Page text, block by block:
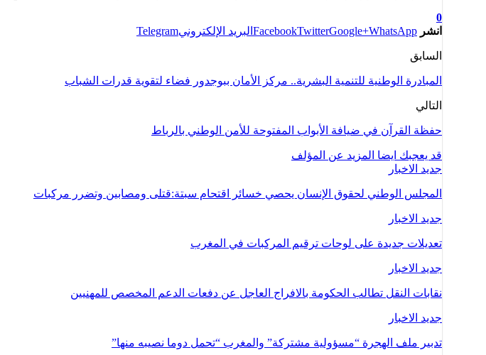
0
انشر
FacebookTwitterGoogle+WhatsApp البريد الإلكترونيTelegram
السابق
المبادرة الوطنية للتنمية البشرية.. مركز الأمان ببوجدور فضاء لتقوية قدرات الشباب
التالي
حفظة القرآن في ضيافة الأبواب المفتوحة للأمن الوطني بالرباط
قد يعجبك ايضا المزيد عن المؤلف
جديد الاخبار
المجلس الوطني لحقوق الإنسان يحصي خسائر اقتحام سبتة:قتلى ومصابين وتضرر مركبات
جديد الاخبار
تعديلات جديدة على لوحات ترقيم المركبات في المغرب
جديد الاخبار
نقابات النقل تطالب الحكومة بالافراج العاجل عن دفعات الدعم المخصص للمهنيين
جديد الاخبار
تدبير ملف الهجرة “مسؤولية مشتركة” والمغرب “تحمل دوما نصيبه منها”